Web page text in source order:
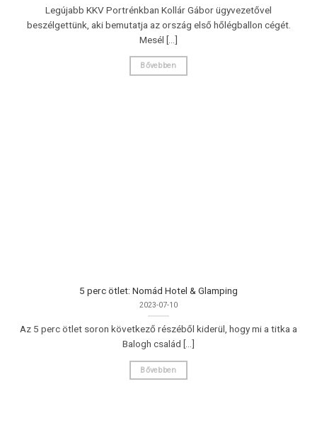
Legújabb KKV Portrénkban Kollár Gábor ügyvezetővel
beszélgettünk, aki bemutatja az ország első hőlégballon cégét.
Mesél [...]
Bővebben
5 perc ötlet: Nomád Hotel & Glamping
2023-07-10
Az 5 perc ötlet soron következő részéből kiderül, hogy mi a titka a
Balogh család [...]
Bővebben